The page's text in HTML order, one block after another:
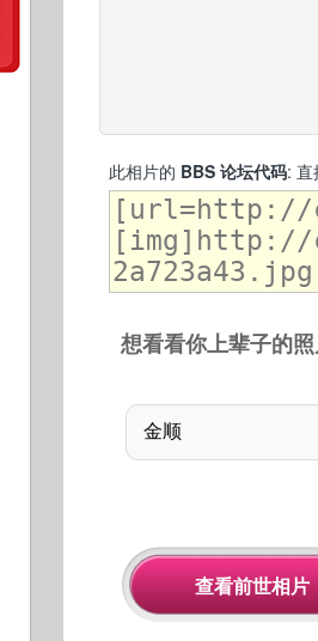
此相片的 BBS 论坛代码: 直
想看看你上辈子的